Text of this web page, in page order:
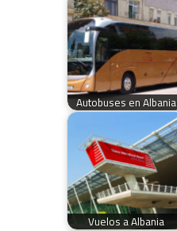
Autobuses en Albania
Vuelos a Albania